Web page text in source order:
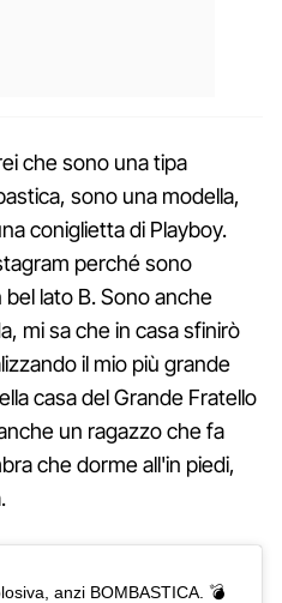
che sono una tipa
sono una modella,
coniglietta di Playboy.
perché sono
lato B. Sono anche
mi sa che in casa sfinirò
il mio più grande
casa del Grande Fratello
un ragazzo che fa
che dorme all'in piedi,
anzi BOMBASTICA. 💣